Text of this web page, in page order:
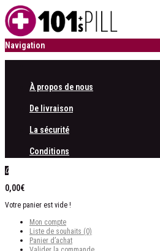
Navigation
À propos de nous
De livraison
La sécurité
Conditions
0
0,00€
Votre panier est vide !
Mon compte
Liste de souhaits (0)
Panier d’achat